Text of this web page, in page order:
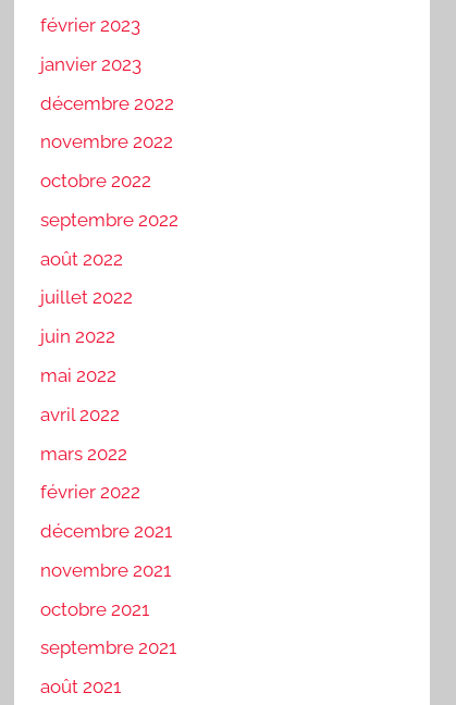
février 2023
janvier 2023
décembre 2022
novembre 2022
octobre 2022
septembre 2022
août 2022
juillet 2022
juin 2022
mai 2022
avril 2022
mars 2022
février 2022
décembre 2021
novembre 2021
octobre 2021
septembre 2021
août 2021